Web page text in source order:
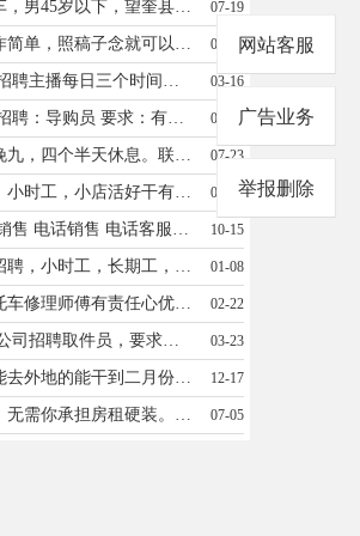
要求会骑三轮摩托车，男45岁以下，望奎县里送货，下午1点左右到4，5点左右，非诚勿扰，电话15045557767 07-19
大量招聘主播，工作简单，照稿子念就可以，年龄18-45岁，白班20/小时，晚班27/小时，下播就结账，兼职全职均可，地址北三路一小学斜对面，15846680266微信同步 06-26
招聘主播时间自由 招聘主播每日三个时间段早中晚，每小时30元，男女不限，年龄25-45岁，要求爱说爱笑表达能力强，工作氛围好，地址，北五路优然家居☎️15765279081 03-16
望奎白领名品女装 招聘：导购员 要求：有销售经验，做事认真，能吃苦耐劳，半天班，管工作餐，具有团队协作精神.能长期工作…短期勿扰. 电话☎️ 18245868888 05-17
煮面工一名，早八晚九，四个半天休息。联系电话:17374756362。7月22号下午四点到九点需要后厨小时工一名 07-23
招早餐工烙饼师傅，小时工，小店活好干有无经验均可会干的工资高时间早上3点到10点，工资面谈，有满勤奖电话微信同步13845526687 05-08
本人曾做过统计员 销售 电话销售 电话客服 现诚心求一份稳定工作 没经验的我可以学习 联系电话17545187679 10-15
天津多个工厂常年招聘，小时工，长期工，男女不限年龄17-50周岁左右，诚心出来干活的，能吃苦耐劳的加我微信19282229987 01-08
县里招聘电动车摩托车修理师傅有责任心优先工资详谈13115653677 02-22
招聘取件员！ 快递公司招聘取件员，要求年龄25—40岁之间，初中或初中文化以上均可，能驾驶电动三轮车，自己带车优先，短期工勿扰，联系电话13258582722 03-23
招工启事男工一名能去外地的能干到二月份左右年前能干二月年龄55岁之内活不累管吃管住住宾馆吃饭店诚心的电话13467039998 12-17
自有线下门店场地，无需你承担房租硬装。 现招募有饰品实操销售经验的搭档，懂选款、会接待、擅长搭配、懂客户维护的伙伴，联系电话15246526552 07-05
网站客服
广告业务
举报删除